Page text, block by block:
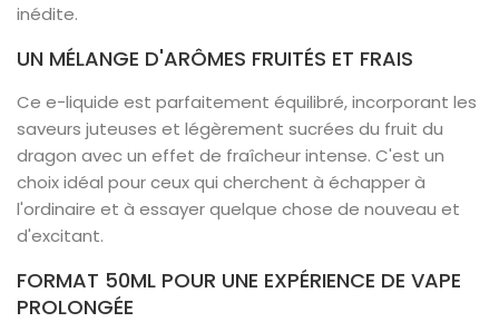
inédite.
UN MÉLANGE D'ARÔMES FRUITÉS ET FRAIS
Ce e-liquide est parfaitement équilibré, incorporant les
saveurs juteuses et légèrement sucrées du fruit du
dragon avec un effet de fraîcheur intense. C'est un
choix idéal pour ceux qui cherchent à échapper à
l'ordinaire et à essayer quelque chose de nouveau et
d'excitant.
FORMAT 50ML POUR UNE EXPÉRIENCE DE VAPE
PROLONGÉE